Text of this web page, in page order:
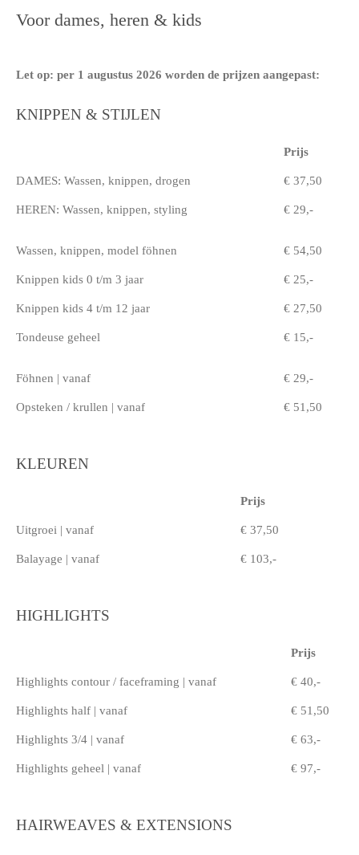
Voor dames, heren & kids
Let op: per 1 augustus 2026 worden de prijzen aangepast:
KNIPPEN & STIJLEN
Prijs
DAMES: Wassen, knippen, drogen € 37,50
HEREN: Wassen, knippen, styling € 29,-
Wassen, knippen, model föhnen € 54,50
Knippen kids 0 t/m 3 jaar € 25,-
Knippen kids 4 t/m 12 jaar € 27,50
Tondeuse geheel € 15,-
Föhnen | vanaf € 29,-
Opsteken / krullen | vanaf € 51,50
KLEUREN
Prijs
Uitgroei | vanaf € 37,50
Balayage | vanaf € 103,-
HIGHLIGHTS
Prijs
Highlights contour / faceframing | vanaf € 40,-
Highlights half | vanaf € 51,50
Highlights 3/4 | vanaf € 63,-
Highlights geheel | vanaf € 97,-
HAIRWEAVES & EXTENSIONS